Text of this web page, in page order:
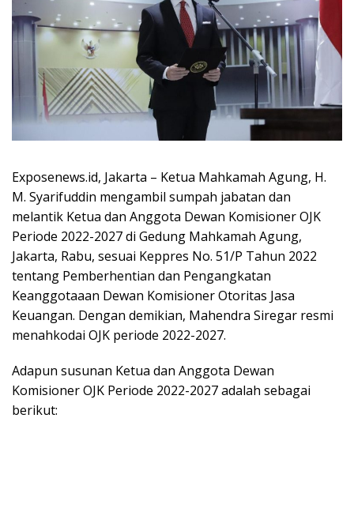
Exposenews.id, Jakarta – Ketua Mahkamah Agung, H.
M. Syarifuddin mengambil sumpah jabatan dan
melantik Ketua dan Anggota Dewan Komisioner OJK
Periode 2022-2027 di Gedung Mahkamah Agung,
Jakarta, Rabu, sesuai Keppres No. 51/P Tahun 2022
tentang Pemberhentian dan Pengangkatan
Keanggotaaan Dewan Komisioner Otoritas Jasa
Keuangan. Dengan demikian, Mahendra Siregar resmi
menahkodai OJK periode 2022-2027.
Adapun susunan Ketua dan Anggota Dewan
Komisioner OJK Periode 2022-2027 adalah sebagai
berikut: